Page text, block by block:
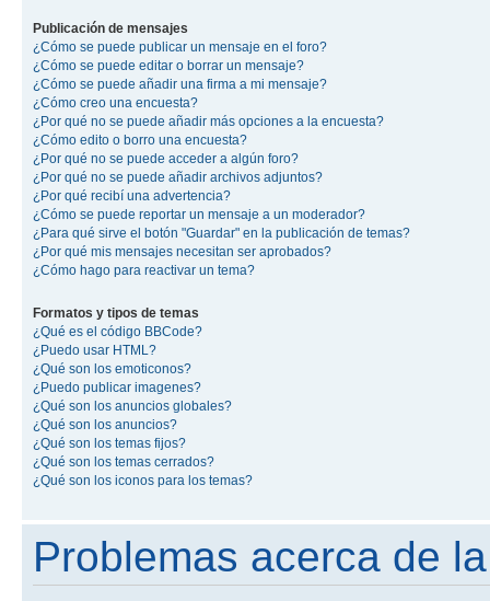
Publicación de mensajes
¿Cómo se puede publicar un mensaje en el foro?
¿Cómo se puede editar o borrar un mensaje?
¿Cómo se puede añadir una firma a mi mensaje?
¿Cómo creo una encuesta?
¿Por qué no se puede añadir más opciones a la encuesta?
¿Cómo edito o borro una encuesta?
¿Por qué no se puede acceder a algún foro?
¿Por qué no se puede añadir archivos adjuntos?
¿Por qué recibí una advertencia?
¿Cómo se puede reportar un mensaje a un moderador?
¿Para qué sirve el botón "Guardar" en la publicación de temas?
¿Por qué mis mensajes necesitan ser aprobados?
¿Cómo hago para reactivar un tema?
Formatos y tipos de temas
¿Qué es el código BBCode?
¿Puedo usar HTML?
¿Qué son los emoticonos?
¿Puedo publicar imagenes?
¿Qué son los anuncios globales?
¿Qué son los anuncios?
¿Qué son los temas fijos?
¿Qué son los temas cerrados?
¿Qué son los iconos para los temas?
Problemas acerca de